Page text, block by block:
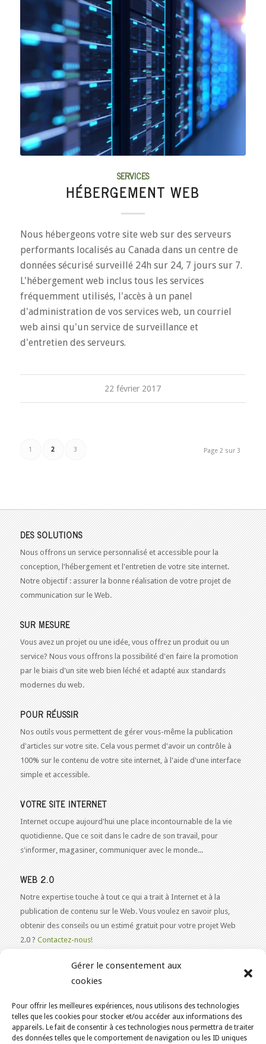
Gérer le consentement aux
cookies
Pour offrir les meilleures expériences, nous utilisons des technologies
telles que les cookies pour stocker et/ou accéder aux informations des
appareils. Le fait de consentir à ces technologies nous permettra de traiter
des données telles que le comportement de navigation ou les ID uniques
SERVICES
HÉBERGEMENT WEB
Nous hébergeons votre site web sur des serveurs
performants localisés au Canada dans un centre de
données sécurisé surveillé 24h sur 24, 7 jours sur 7.
L'hébergement web inclus tous les services
fréquemment utilisés, l'accès à un panel
d'administration de vos services web, un courriel
web ainsi qu'un service de surveillance et
d'entretien des serveurs.
22 février 2017
Page 2 sur 3
1 2 3
DES SOLUTIONS
Nous offrons un service personnalisé et accessible pour la
conception, l'hébergement et l'entretien de votre site internet.
Notre objectif : assurer la bonne réalisation de votre projet de
communication sur le Web.
SUR MESURE
Vous avez un projet ou une idée, vous offrez un produit ou un
service? Nous vous offrons la possibilité d'en faire la promotion
par le biais d'un site web bien léché et adapté aux standards
modernes du web.
POUR RÉUSSIR
Nos outils vous permettent de gérer vous-même la publication
d'articles sur votre site. Cela vous permet d'avoir un contrôle à
100% sur le contenu de votre site internet, à l'aide d'une interface
simple et accessible.
VOTRE SITE INTERNET
Internet occupe aujourd'hui une place incontournable de la vie
quotidienne. Que ce soit dans le cadre de son travail, pour
s'informer, magasiner, communiquer avec le monde...
WEB 2.0
Notre expertise touche à tout ce qui a trait à Internet et à la
publication de contenu sur le Web. Vous voulez en savoir plus,
obtenir des conseils ou un estimé gratuit pour votre projet Web
2.0 ? Contactez-nous!
VOUS ÊTES ICI : ACCUEIL /
HÉBERGEMENT WEB ÉCORESPONSABLE AU CANADA /